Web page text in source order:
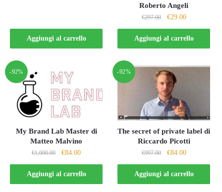
Aggiungi al carrello
Roberto Angeli
€297.00
Il
prezzo
originale
era:
€29.00Il
prezzo
attuale
è:
Aggiungi al carrello
-92%
My Brand Lab Master di
Matteo Malvino
€1,000.00
Il
prezzo
originale
era:
€84.00Il
prezzo
attuale
è:
Aggiungi al carrello
-92%
The secret of private label di
Riccardo Picotti
€997.00
Il
prezzo
originale
era:
€84.00Il
prezzo
attuale
è:
Aggiungi al carrello